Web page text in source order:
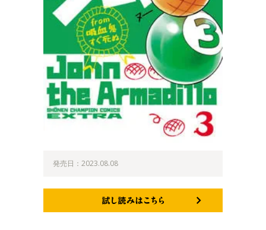
発売日：2023.08.08